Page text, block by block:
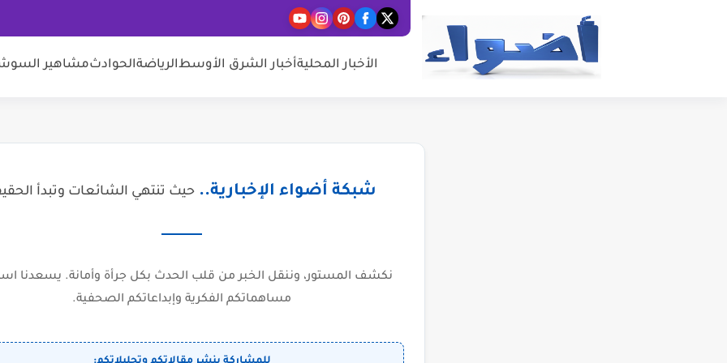
الأخبار المحليةأخبار الشرق الأوسطالرياضةالحوادثمشاهير
شبكة أضواء الإخبارية.. حيث تنتهي الشائعات وتبدأ
نكشف المستور، وننقل الخبر من قلب الحدث بكل جرأة وأمانة. يسعدنا
مساهماتكم الفكرية وإبداعاتكم الصحفية.